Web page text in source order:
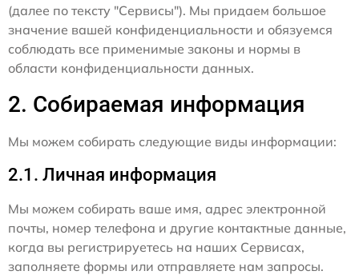
(далее по тексту "Сервисы"). Мы придаем большое
значение вашей конфиденциальности и обязуемся
соблюдать все применимые законы и нормы в
области конфиденциальности данных.
2. Собираемая информация
Мы можем собирать следующие виды информации:
2.1. Личная информация
Мы можем собирать ваше имя, адрес электронной
почты, номер телефона и другие контактные данные,
когда вы регистрируетесь на наших Сервисах,
заполняете формы или отправляете нам запросы.